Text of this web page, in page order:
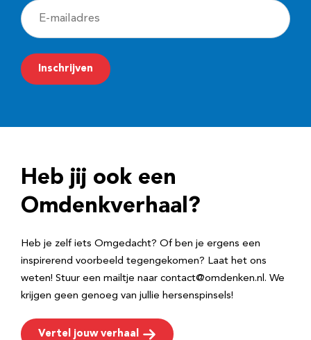
E
-
m
a
r
e
Inschrijven
Heb jij ook een
Omdenkverhaal?
Heb je zelf iets Omgedacht? Of ben je ergens een
inspirerend voorbeeld tegengekomen? Laat het ons
weten! Stuur een mailtje naar contact@omdenken.nl. We
krijgen geen genoeg van jullie hersenspinsels!
Vertel jouw verhaal